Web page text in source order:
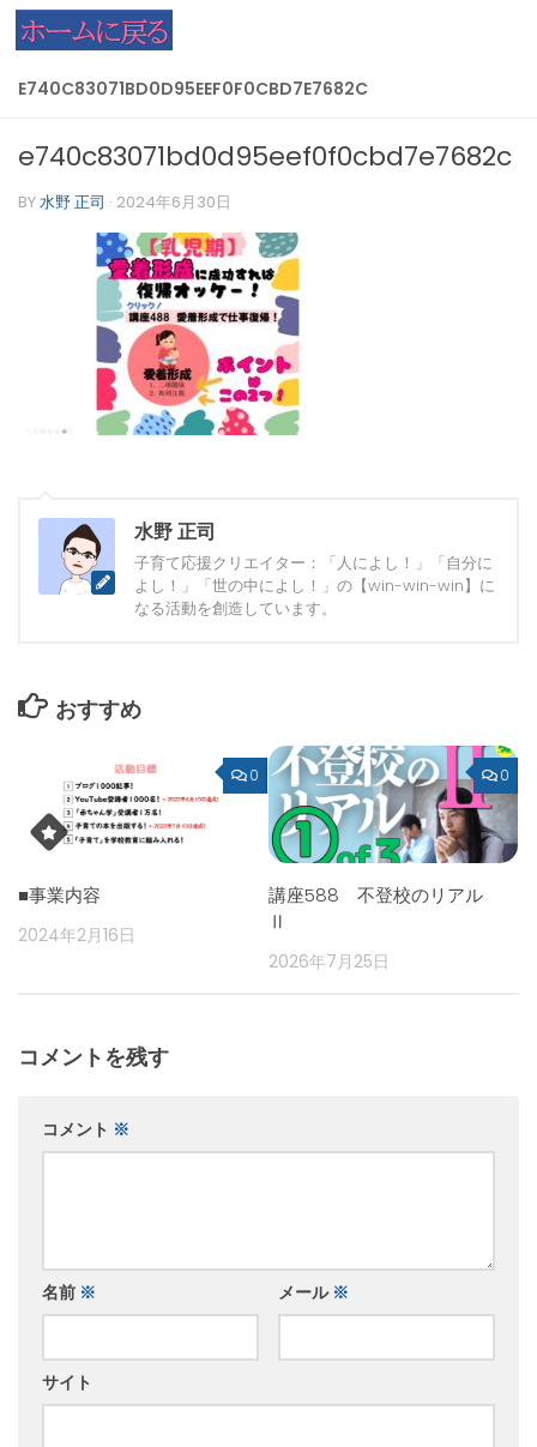
コンテンツへスキップ
E740C83071BD0D95EEF0F0CBD7E7682C
e740c83071bd0d95eef0f0cbd7e7682c
BY水野 正司 · 2024年6月30日
水野 正司
子育て応援クリエイター：「人によし！」「自分に
よし！」「世の中によし！」の【win-win-win】に
なる活動を創造しています。
おすすめ
0
■事業内容
2024年2月16日
0
講座588 不登校のリアル
Ⅱ
2026年7月25日
コメントを残す
コメント ※
名前 ※ メール ※
サイト